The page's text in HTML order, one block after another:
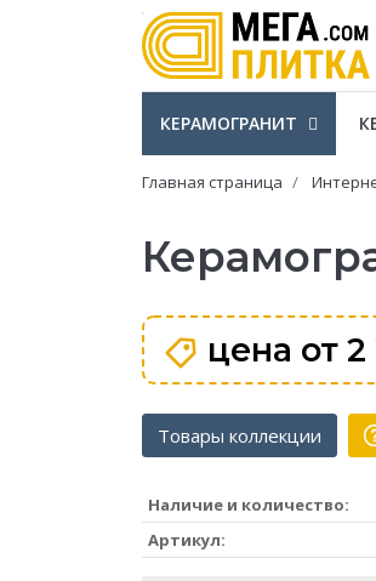
КЕРАМОГРАНИТ
Главная страница
цена от 2
Товары коллекции
Наличие и количество:
Артикул: